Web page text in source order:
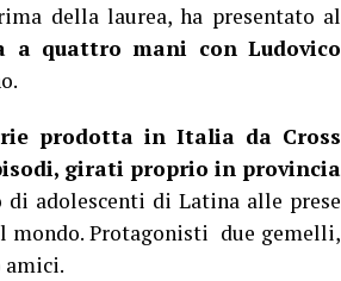
della laurea, ha presentato al
a quattro mani con Ludovico
prodotta in Italia da Cross
girati proprio in provincia
di adolescenti di Latina alle prese
mondo. Protagonisti due gemelli,
amici.